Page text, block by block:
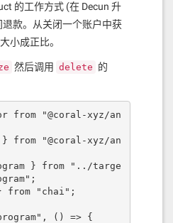
的工作方式 (在 Decun 升
款。从关闭一个账户中获
小成正比。
然后调用 delete 的
from "@coral-xyz/an
from "@coral-xyz/an
} from "../targe
from "chai";
() => {